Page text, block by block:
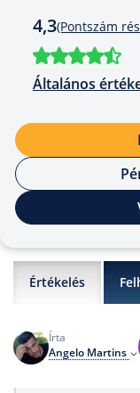
4,3(Pontszám
Általános
Értékelés
Írta
Angelo Martins